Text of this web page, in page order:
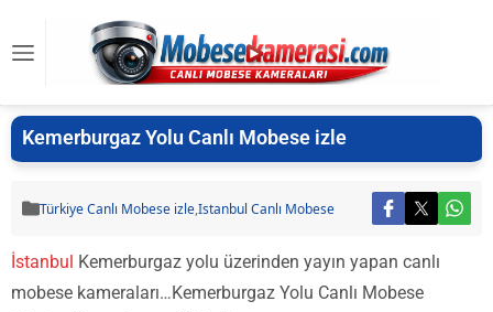
Kemerburgaz Yolu Canlı Mobese izle
Türkiye Canlı Mobese izle,Istanbul Canlı Mobese
İstanbul Kemerburgaz yolu üzerinden yayın yapan canlı
mobese kameraları…Kemerburgaz Yolu Canlı Mobese